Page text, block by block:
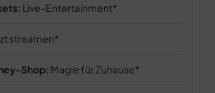
Live-Entertainment
streamen
Shop: Magie für Zuhause